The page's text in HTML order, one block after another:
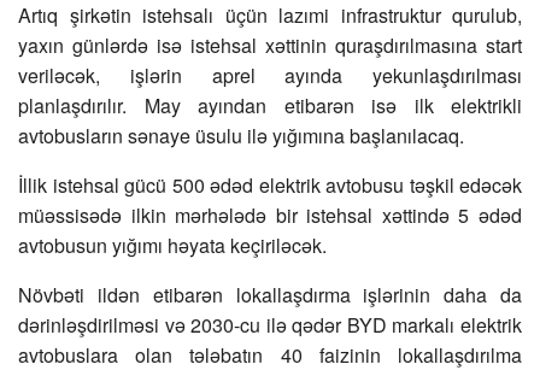
Artıq şirkətin istehsalı üçün lazımi infrastruktur qurulub,
yaxın günlərdə isə istehsal xəttinin quraşdırılmasına start
veriləcək, işlərin aprel ayında yekunlaşdırılması
planlaşdırılır. May ayından etibarən isə ilk elektrikli
avtobusların sənaye üsulu ilə yığımına başlanılacaq.
İllik istehsal gücü 500 ədəd elektrik avtobusu təşkil edəcək
müəssisədə ilkin mərhələdə bir istehsal xəttində 5 ədəd
avtobusun yığımı həyata keçiriləcək.
Növbəti ildən etibarən lokallaşdırma işlərinin daha da
dərinləşdirilməsi və 2030-cu ilə qədər BYD markalı elektrik
avtobuslara olan tələbatın 40 faizinin lokallaşdırılma